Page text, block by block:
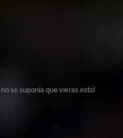
no se suponía que vieras esto!